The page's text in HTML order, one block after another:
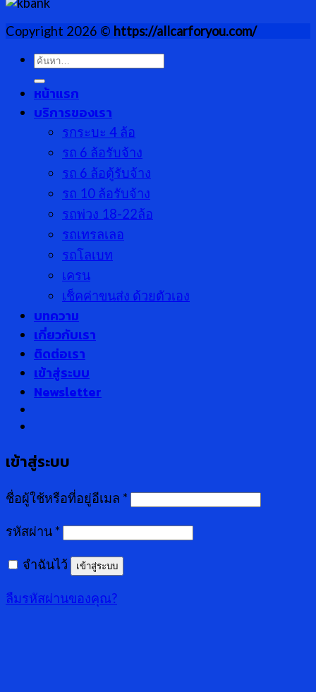
Copyright 2026 © https://allcarforyou.com/
ค้นหา:
หน้าแรก
บริการของเรา
รกระบะ 4 ล้อ
รถ 6 ล้อรับจ้าง
รถ 6 ล้อตู้รับจ้าง
รถ 10 ล้อรับจ้าง
รถพ่วง 18-22ล้อ
รถเทรลเลอ
รถโลเบท
เครน
เช็คค่าขนส่ง ด้วยตัวเอง
บทความ
เกี่ยวกับเรา
ติดต่อเรา
เข้าสู่ระบบ
Newsletter
เข้าสู่ระบบ
ชื่อผู้ใช้หรือที่อยู่อีเมล *
รหัสผ่าน *
จำฉันไว้ เข้าสู่ระบบ
ลืมรหัสผ่านของคุณ?